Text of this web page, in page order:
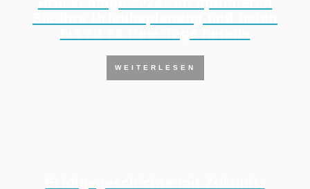
WEITERLESEN